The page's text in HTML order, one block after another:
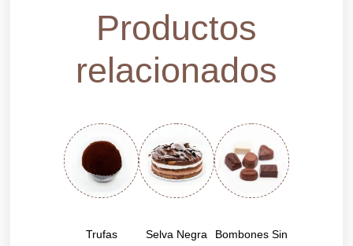
Productos
relacionados
Trufas
Selva Negra
Bombones Sin